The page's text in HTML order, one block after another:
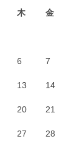
木 金
6 7
13 14
20 21
27 28